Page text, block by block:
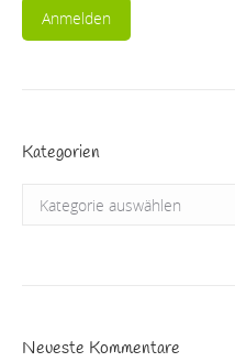
Kategorien
Kategorien
Neueste Kommentare